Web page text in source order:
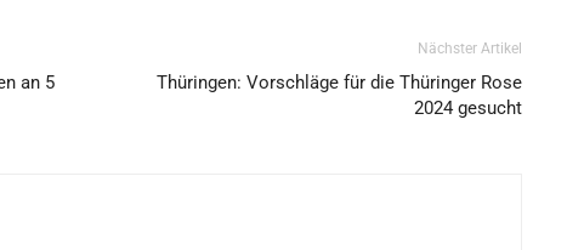
an 5
Nächster Artikel
Thüringen: Vorschläge für die Thüringer Rose
2024 gesucht